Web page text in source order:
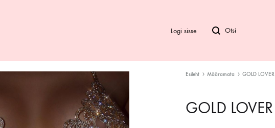
Logi sisse
Esileht Määramata GOLD LOVER
GOLD LOVER